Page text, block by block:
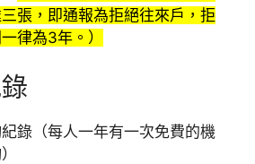
張，即通報為拒絕往來戶，拒
律為3年。）
錄（每人一年有一次免費的機